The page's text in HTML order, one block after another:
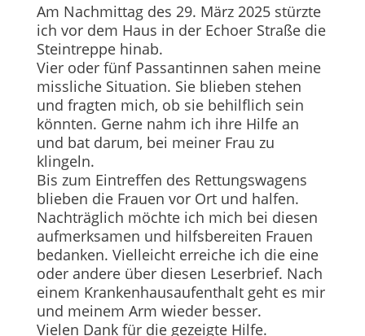
Am Nachmittag des 29. März 2025 stürzte
ich vor dem Haus in der Echoer Straße die
Steintreppe hinab.
Vier oder fünf Passantinnen sahen meine
missliche Situation. Sie blieben stehen
und fragten mich, ob sie behilflich sein
könnten. Gerne nahm ich ihre Hilfe an
und bat darum, bei meiner Frau zu
klingeln.
Bis zum Eintreffen des Rettungswagens
blieben die Frauen vor Ort und halfen.
Nachträglich möchte ich mich bei diesen
aufmerksamen und hilfsbereiten Frauen
bedanken. Vielleicht erreiche ich die eine
oder andere über diesen Leserbrief. Nach
einem Krankenhausaufenthalt geht es mir
und meinem Arm wieder besser.
Vielen Dank für die gezeigte Hilfe.